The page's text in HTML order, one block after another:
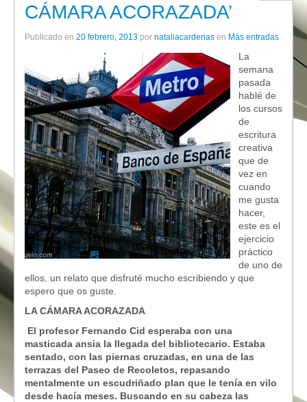
CÁMARA ACORAZADA’
Publicado en 20 febrero, 2013 por nataliacardenas en Más entradas
La
semana
pasada
hablé de
los cursos
de
escritura
creativa
que de
vez en
cuando
me gusta
hacer,
este es el
ejercicio
práctico
de uno de
ellos, un relato que disfruté mucho escribiendo y que
espero que os guste.
LA CÁMARA ACORAZADA
El profesor Fernando Cid esperaba con una
masticada ansia la llegada del bibliotecario. Estaba
sentado, con las piernas cruzadas, en una de las
terrazas del Paseo de Recoletos, repasando
mentalmente un escudriñado plan que le tenía en vilo
desde hacía meses. Buscando en su cabeza las